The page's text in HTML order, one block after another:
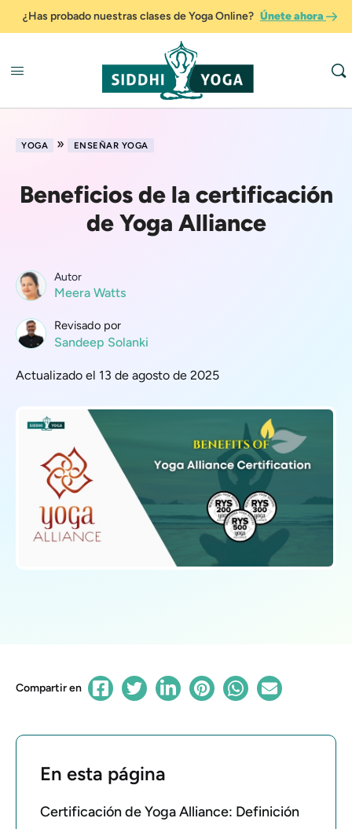
¿Has probado nuestras clases de Yoga Online? Únete ahora
YOGA » ENSEÑAR YOGA
Beneficios de la certificación
de Yoga Alliance
Autor
Meera Watts
Revisado por
Sandeep Solanki
Actualizado el 13 de agosto de 2025
Compartir en
En esta página
Certificación de Yoga Alliance: Definición